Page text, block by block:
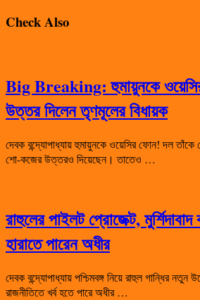
Check Also
Big Breaking: হুমায়ুনকে ওয়েসির
উত্তর দিলেন তৃণমূলের বিধায়ক
দেবক বন্দ্যোপাধ্যায় হুমায়ুনকে ওয়েসির ফোন! দল
শো-কজের উত্তরও দিয়েছেন। তাতেও …
রাহুলের পাইলট প্রোজেক্ট,
হারাতে পারেন অধীর
দেবক বন্দ্যোপাধ্যায় পশ্চিমবঙ্গ নিয়ে রাহুল গান্ধির নতুন
রাজনীতিতে খর্ব হতে পারে অধীর …